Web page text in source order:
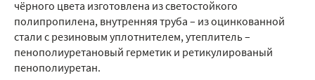
чёрного цвета изготовлена из светостойкого
полипропилена, внутренняя труба – из оцинкованной
стали с резиновым уплотнителем, утеплитель –
пенополиуретановый герметик и ретикулированый
пенополиуретан.